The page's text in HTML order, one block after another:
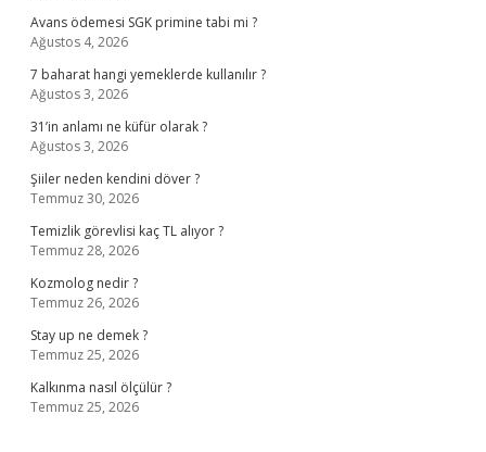
Avans ödemesi SGK primine tabi mi ?
Ağustos 4, 2026
7 baharat hangi yemeklerde kullanılır ?
Ağustos 3, 2026
31’in anlamı ne küfür olarak ?
Ağustos 3, 2026
Şiiler neden kendini döver ?
Temmuz 30, 2026
Temizlik görevlisi kaç TL alıyor ?
Temmuz 28, 2026
Kozmolog nedir ?
Temmuz 26, 2026
Stay up ne demek ?
Temmuz 25, 2026
Kalkınma nasıl ölçülür ?
Temmuz 25, 2026